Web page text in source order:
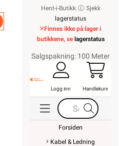
Hent-i-Butikk
Sjekk
lagerstatus
Finnes ikke på lager i
butikkene, se lagerstatus
Salgspakning: 100 Meter
Logg inn Handlekurv
Forsiden
Kabel & Ledning